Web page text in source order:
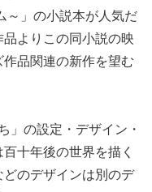
～」の小説本が人気だ
よりこの同小説の映
品関連の新作を望む
」の設定・デザイン・
十年後の世界を描く
のデザインは別のデ